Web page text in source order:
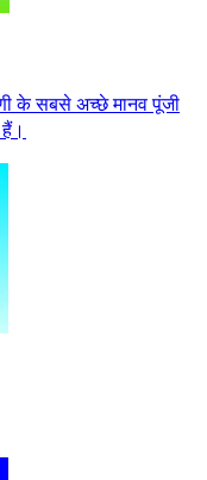
के सबसे अच्छे मानव पूंजी